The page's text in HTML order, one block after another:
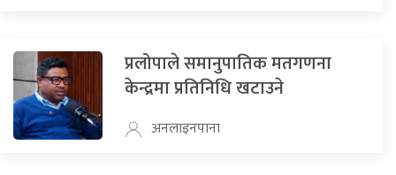
प्रलोपाले समानुपातिक मतगणना
केन्द्रमा प्रतिनिधि खटाउने
अनलाइनपाना